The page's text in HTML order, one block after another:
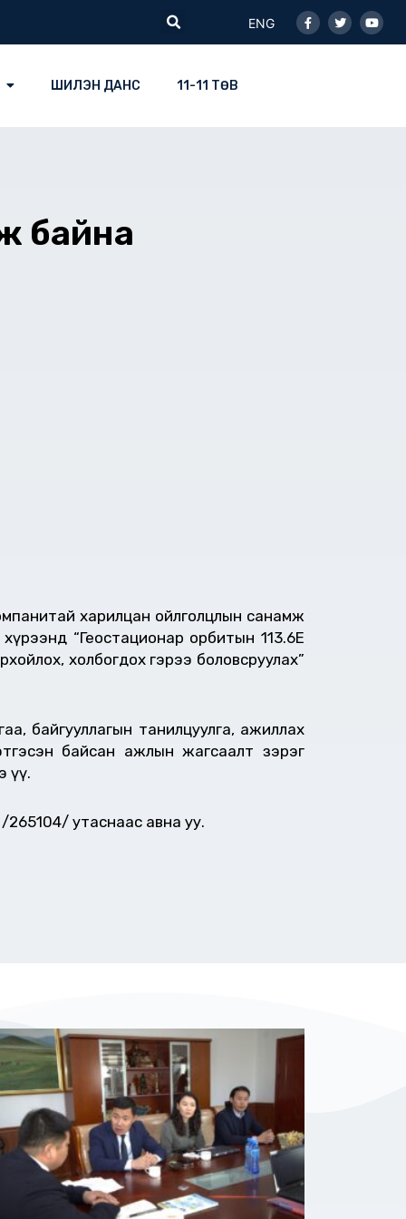
Search
ENG
f
ШИЛЭН ДАНС 11-11 ТӨВ
байна
харилцан ойлголцлын санамж
“Геостационар орбитын 113.6E
холбогдох гэрээ боловсруулах”
байгууллагын танилцуулга, ажиллах
байсан ажлын жагсаалт зэрэг
үү.
утаснаас авна уу.